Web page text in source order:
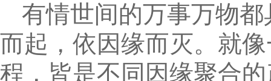
有情世间的万事万物
而起，依因缘而灭。就
程，皆是不同因缘聚合